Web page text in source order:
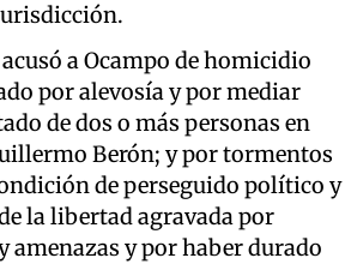
a Ocampo de homicidio
por alevosía y por mediar
de dos o más personas en
Berón; y por tormentos
de perseguido político y
la libertad agravada por
amenazas y por haber durado